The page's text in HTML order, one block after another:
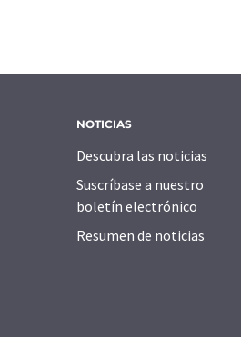
NOTICIAS
Descubra las noticias
Suscríbase a nuestro
boletín electrónico
Resumen de noticias